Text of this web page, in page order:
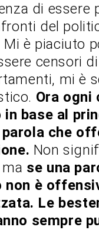
di essere
del
è piaciuto
censori
mi è
Ora ogni
base al
parola che
Non
se una
non è
Le
sempre